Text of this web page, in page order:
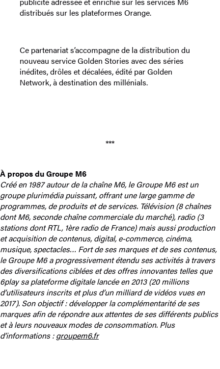
distribués sur les plateformes Orange.
Ce partenariat s’accompagne de la distribution du
nouveau service Golden Stories avec des séries
inédites, drôles et décalées, édité par Golden
Network, à destination des millénials.
***
À propos du Groupe M6
Créé en 1987 autour de la chaîne M6, le Groupe M6 est un
groupe plurimédia puissant, offrant une large gamme de
programmes, de produits et de services. Télévision (8 chaînes
dont M6, seconde chaîne commerciale du marché), radio (3
stations dont RTL, 1ère radio de France) mais aussi production
et acquisition de contenus, digital, e-commerce, cinéma,
musique, spectacles… Fort de ses marques et de ses contenus,
le Groupe M6 a progressivement étendu ses activités à travers
des diversifications ciblées et des offres innovantes telles que
6play sa plateforme digitale lancée en 2013 (20 millions
d’utilisateurs inscrits et plus d’un milliard de vidéos vues en
2017). Son objectif : développer la complémentarité de ses
marques afin de répondre aux attentes de ses différents publics
et à leurs nouveaux modes de consommation. Plus
d’informations :groupem6.fr